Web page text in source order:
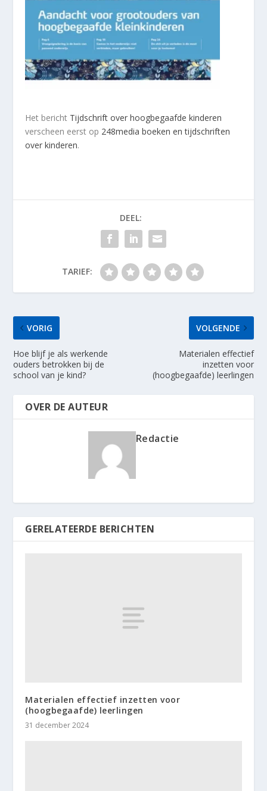
Het bericht Tijdschrift over hoogbegaafde kinderen
verscheen eerst op 248media boeken en tijdschriften
over kinderen.
DEEL:
TARIEF:
VORIG
Hoe blijf je als werkende
ouders betrokken bij de
school van je kind?
VOLGENDE
Materialen effectief
inzetten voor
(hoogbegaafde) leerlingen
OVER DE AUTEUR
Redactie
GERELATEERDE BERICHTEN
Materialen effectief inzetten voor
(hoogbegaafde) leerlingen
31 december 2024